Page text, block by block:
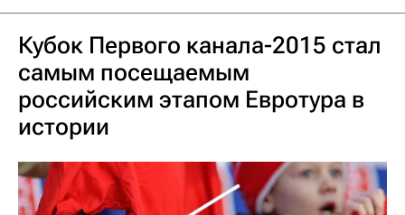
Кубок Первого канала-2015 стал
самым посещаемым
российским этапом Евротура в
истории